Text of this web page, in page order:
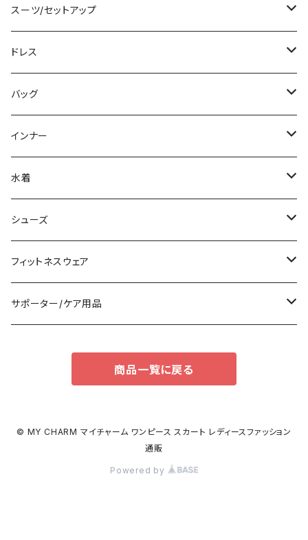
カーディガン/ボレロ
ニット/セーター
パーカー
スウェット/トレーナー
その他
袖付き
ノースリーブ
その他
チュニック
ロング丈
デニム
レギンス
その他
オールインワン
ミディアム/ミモレ
ロング
その他
コート
ジャケット
その他
スーツ/セットアップ
パンツスーツ
スカートスーツ
その他
ドレス
ミニ/ショート
ミディアム/ミモレ
ロング/マキシ
袖付き
ノースリーブ
パンツドレス
バッグ
サブバッグ
クラッチバッグ
フォーマルバッグ
カジュアルバッグ
バックパック
その他
インナー
ブラ/ブラトップ/ベアトップ
ショーツ
タンクトップ/キャミソール
半袖/5分
ペチコート/ペチパンツ
水着
タンキニ
バンドゥビキニ
ワンピース
シューズ
スニーカー
ブーツ
その他
フィットネスウェア
セット販売
タイツ
サポーター/ケア用品
商品一覧に戻る
© MY CHARM マイチャーム ワンピース スカート レディースファッション
通販
Powered by